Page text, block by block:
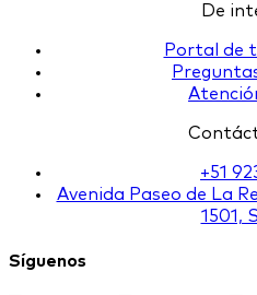
De
Portal de
+51
Avenida Paseo de La
1501,
Síguenos